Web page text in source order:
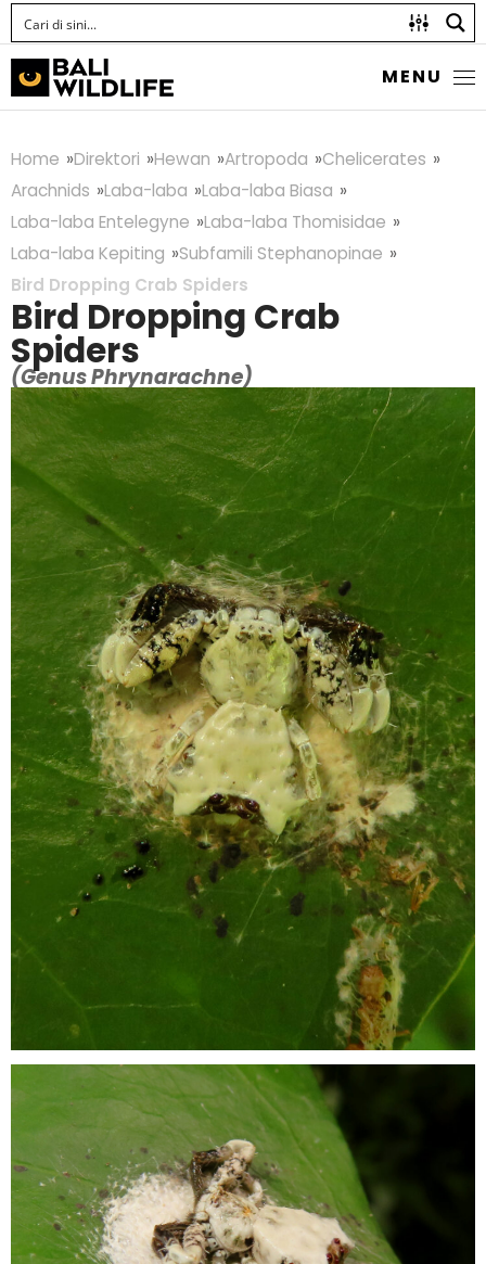
MENU
Home Direktori Hewan Artropoda
Chelicerates
Arachnids
Laba-laba
Laba-laba Biasa
Laba-laba Entelegyne
Laba-laba Thomisidae
Laba-laba Kepiting
Subfamili Stephanopinae
Bird Dropping Crab Spiders
Bird Dropping Crab
Spiders
(Genus Phrynarachne)